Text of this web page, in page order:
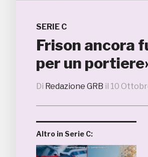
SERIE C
Frison ancora
per un
Di Redazione GRB il 10
Altro in Serie C: